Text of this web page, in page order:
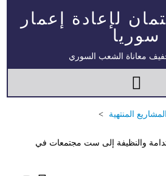
لإعادة إعمار
سوريا
معاناة الشعب السوري
المشاريع المنتهية
والنظيفة إلى ست مجتمعات في